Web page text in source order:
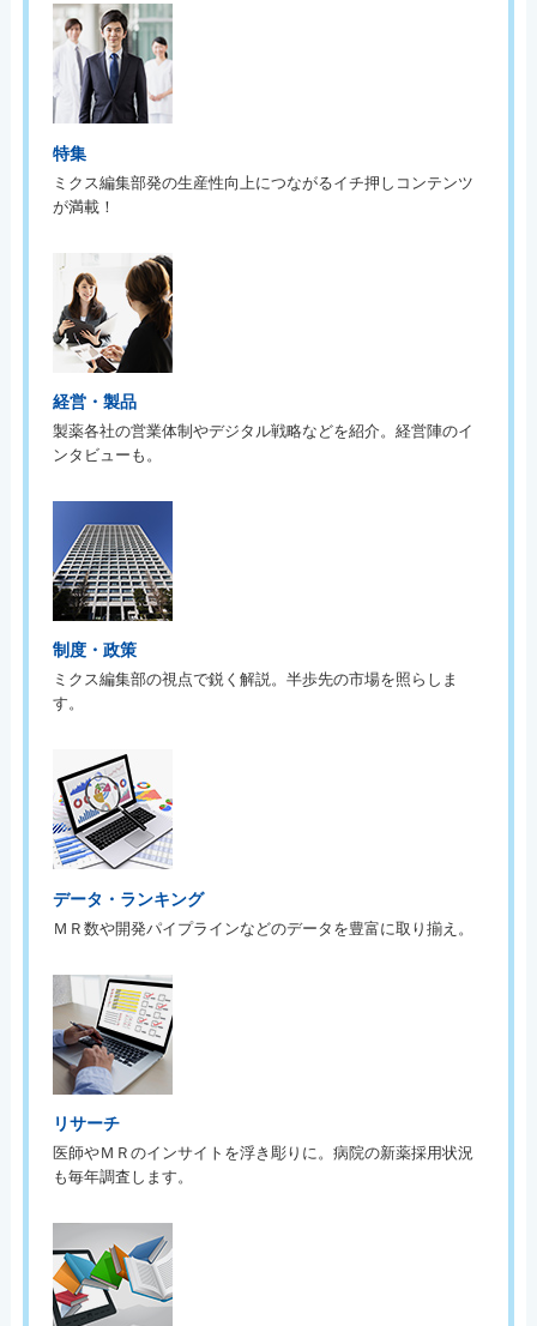
特集
ミクス編集部発の生産性向上につながるイチ押しコンテンツ
が満載！
経営・製品
製薬各社の営業体制やデジタル戦略などを紹介。経営陣のイ
ンタビューも。
制度・政策
ミクス編集部の視点で鋭く解説。半歩先の市場を照らしま
す。
データ・ランキング
ＭＲ数や開発パイプラインなどのデータを豊富に取り揃え。
リサーチ
医師やＭＲのインサイトを浮き彫りに。病院の新薬採用状況
も毎年調査します。